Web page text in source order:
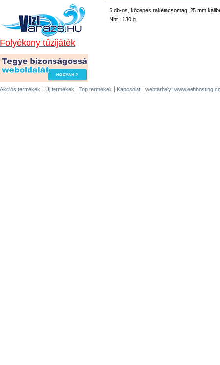
Folyékony tűzijáték
5 db-os, közepes rakétacsomag, 25 mm
Nht.: 130 g.
Akciós termékek Új termékek Top termékek Kapcsolat webtárhely: